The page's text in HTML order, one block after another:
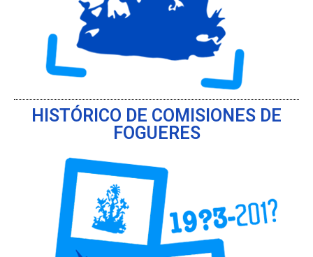
HISTÓRICO DE COMISIONES DE
FOGUERES